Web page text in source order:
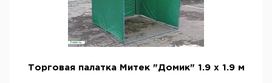
Торговая палатка Митек "Домик" 1.9 х 1.9 м